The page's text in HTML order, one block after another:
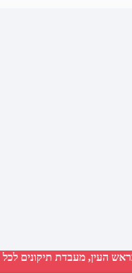
העין, מעבדת תיקונים לכל